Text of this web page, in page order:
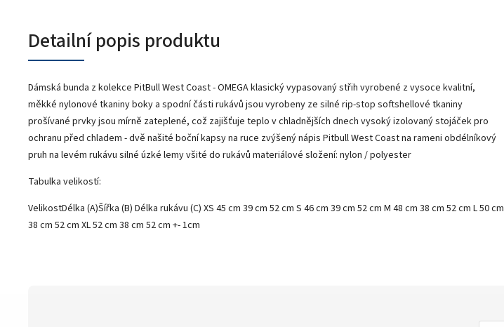
Detailní popis produktu
Dámská bunda z kolekce PitBull West Coast - OMEGA klasický vypasovaný střih vyrobené z vysoce kvalitní,
měkké nylonové tkaniny boky a spodní části rukávů jsou vyrobeny ze silné rip-stop softshellové tkaniny
prošívané prvky jsou mírně zateplené, což zajišťuje teplo v chladnějších dnech vysoký izolovaný stojáček pro
ochranu před chladem - dvě našité boční kapsy na ruce zvýšený nápis Pitbull West Coast na rameni obdélníkový
pruh na levém rukávu silné úzké lemy všité do rukávů materiálové složení: nylon / polyester
Tabulka velikostí:
VelikostDélka (A)Šířka (B) Délka rukávu (C) XS 45 cm 39 cm 52 cm S 46 cm 39 cm 52 cm M 48 cm 38 cm 52 cm L 50 cm
38 cm 52 cm XL 52 cm 38 cm 52 cm +- 1cm